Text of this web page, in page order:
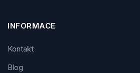
INFORMACE
Kontakt
Blog